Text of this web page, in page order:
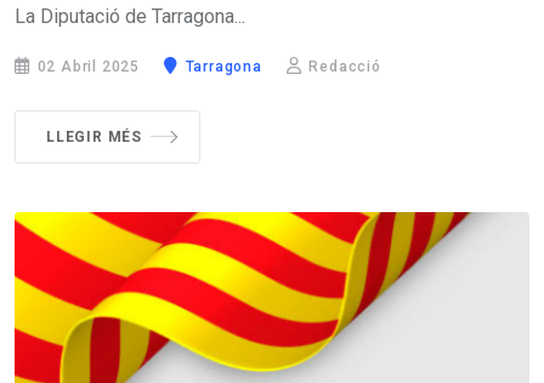
La Diputació de Tarragona...
02 Abril 2025 Tarragona Redacció
LLEGIR MÉS